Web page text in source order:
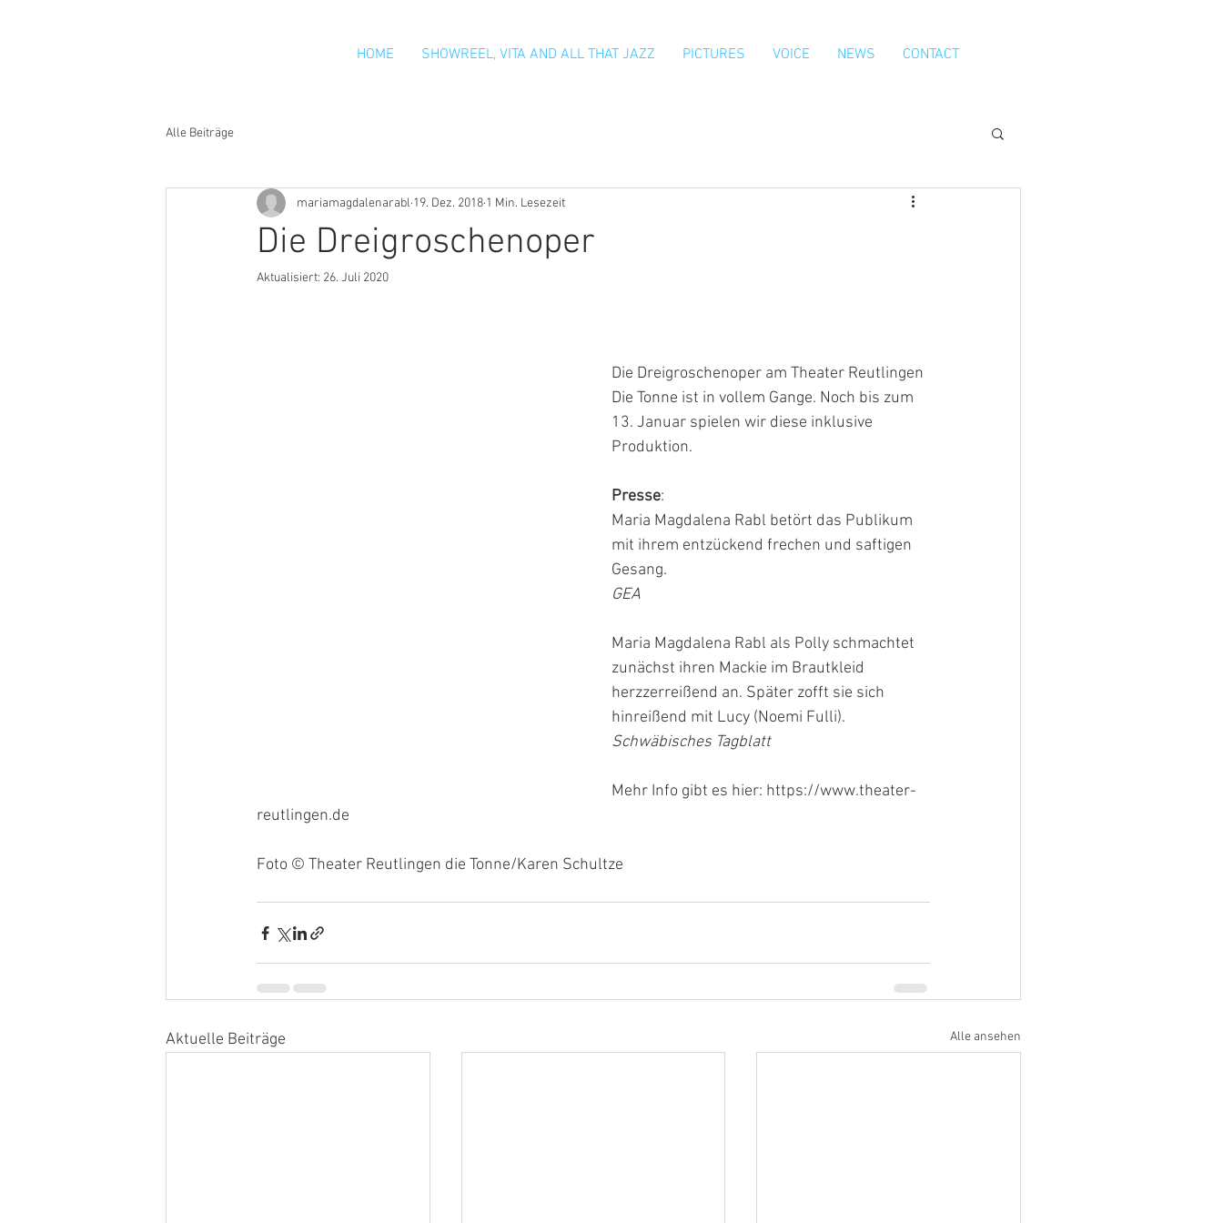
HOME SHOWREEL, VITA AND ALL THAT JAZZ PICTURES VOICE NEWS CONTACT
Alle Beiträge
Die Dreigroschenoper
mariamagdalenarabl 19. Dez. 2018 1 Min. Lesezeit
Aktualisiert: 26. Juli 2020
Die Dreigroschenoper am Theater Reutlingen
Die Tonne ist in vollem Gange. Noch bis zum
13. Januar spielen wir diese inklusive
Produktion.
Presse:
Maria Magdalena Rabl betört das Publikum
mit ihrem entzückend frechen und saftigen
Gesang.
GEA
Maria Magdalena Rabl als Polly schmachtet
zunächst ihren Mackie im Brautkleid
herzzerreißend an. Später zofft sie sich
hinreißend mit Lucy (Noemi Fulli).
Schwäbisches Tagblatt
Mehr Info gibt es hier: https://www.theater-
reutlingen.de
Foto © Theater Reutlingen die Tonne/Karen Schultze
Aktuelle Beiträge Alle ansehen